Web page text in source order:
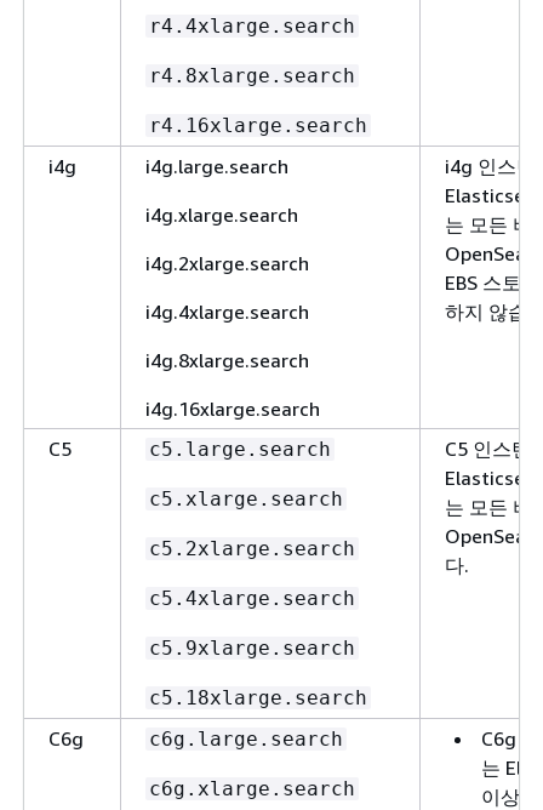
r4.4xlarge.search
r4.8xlarge.search
r4.16xlarge.search
i4g
i4g.large.search
i4g.xlarge.search
i4g.2xlarge.search
i4g.4xlarge.search
i4g.8xlarge.search
i4g.16xlarge.search
i4g 인스턴
는 모든 버
EBS 스토
하지 않습
C5 c5.large.search
c5.xlarge.search
c5.2xlarge.search
c5.4xlarge.search
c5.9xlarge.search
c5.18xlarge.search
C5 인스턴
는 모든 버
다.
C6g c6g.large.search
c6g.xlarge.search
C6g
는
이상